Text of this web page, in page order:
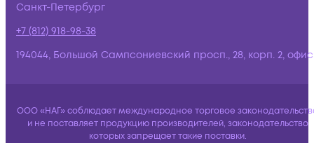
Санкт-Петербург
+7 (812) 918-98-38
194044, Большой Сампсониевский просп., 28, корп. 2,
ООО «НАГ» соблюдает международное торговое
и не поставляет продукцию производителей, законодательство
которых запрещает такие поставки.